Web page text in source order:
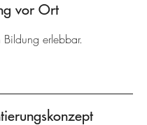
vor Ort
erlebbar.